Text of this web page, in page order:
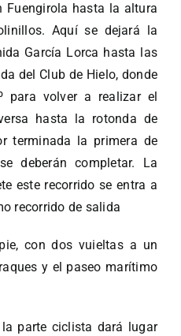
Fuengirola hasta la altura
Aquí se dejará la
García Lorca hasta las
del Club de Hielo, donde
para volver a realizar el
hasta la rotonda de
terminada la primera de
deberán completar. La
este recorrido se entra a
recorrido de salida
con dos vuieltas a un
y el paseo marítimo
parte ciclista dará lugar